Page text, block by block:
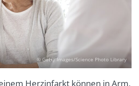
© Getty Images/Science Photo Library
Herzinfarkt können in Arm,